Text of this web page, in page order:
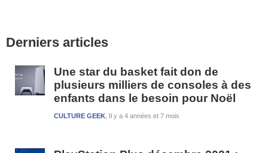
latérale
Derniers articles
Une star du basket fait don de
plusieurs milliers de consoles à des
enfants dans le besoin pour Noël
Il y a 4 années et 7 mois
CULTURE GEEK